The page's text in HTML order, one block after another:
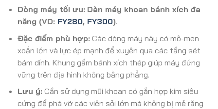
Dòng máy tối ưu: Dàn máy khoan bánh xích đa
năng (VD: FY280, FY300).
Đặc điểm phù hợp: Các dòng máy này có mô-men
xoắn lớn và lực ép mạnh để xuyên qua các tầng sét
bám dính. Khung gầm bánh xích thép giúp máy đứng
vững trên địa hình không bằng phẳng.
Lưu ý: Cần sử dụng mũi khoan có gắn hợp kim siêu
cứng để phá vỡ các viên sỏi lớn mà không bị mẻ răng